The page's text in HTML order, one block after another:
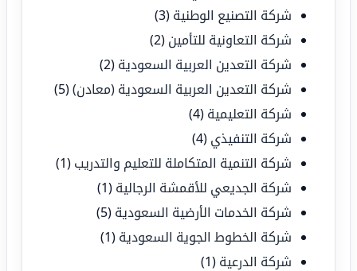
شركة التصنيع الوطنية (3)
شركة التعاونية للتأمين (2)
شركة التعدين العربية السعودية (2)
شركة التعدين العربية السعودية (معادن)(5)
شركة التعليمية (4)
شركة التنفيذي (4)
شركة التنمية المتكاملة للتعليم والتدريب (1)
شركة الجديعي للأقمشة الرجالية (1)
شركة الخدمات الأرضية السعودية (5)
شركة الخطوط الجوية السعودية (1)
شركة الدرعية (1)